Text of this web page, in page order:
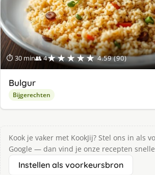
⏱ 30 min👥 4★★★★★ 4.59 (90)
Bulgur
Bijgerechten
Kook je vaker met KookJij? Stel ons in als
Google — dan vind je onze recepten
Instellen als voorkeursbron